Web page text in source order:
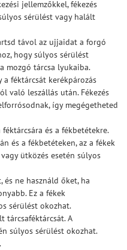
jellemzőkkel, fékezés
sérülést vagy halált
távol az ujjaidat a forgó
hogy súlyos sérülést
mozgó tárcsa lyukaiba.
féktárcsát kerékpározás
való leszállás után. Fékezés
így megégetheted
és a fékbetétekre.
és a fékbetéteken, az a fékek
ütközés esetén súlyos
ne használd őket, ha
Ez a fékek
sérülést okozhat.
tárcsaféktárcsát. A
súlyos sérülést okozhat.